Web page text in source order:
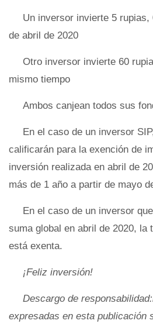
Un inversor invierte 5
de abril de 2020
Otro inversor invierte 60
mismo tiempo
Ambos canjean todos sus
En el caso de un inversor
calificarán para la exención de
inversión realizada en abril de
más de 1 año a partir de mayo
En el caso de un inversor
suma global en abril de 2020, la
está exenta.
¡Feliz inversión!
Descargo de
expresadas en esta publicación